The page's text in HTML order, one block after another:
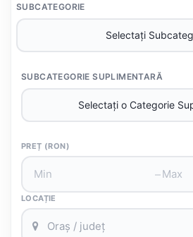
SUBCATEGORIE
SUBCATEGORIE SUPLIMENTARĂ
PREȚ (RON)
–
LOCAȚIE